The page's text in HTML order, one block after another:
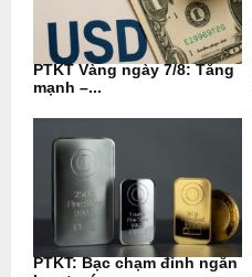
PTKT Vàng ngày 7/8: Tăng
mạnh –...
PTKT: Bạc chạm đỉnh ngắn